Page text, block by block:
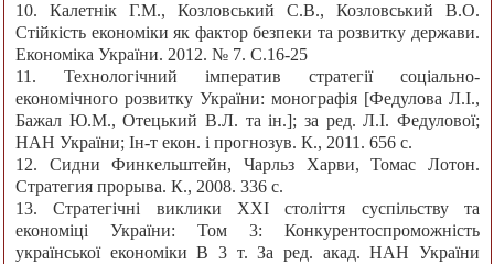
10. Калетнік Г.М., Козловський С.В., Козловський В.О.
Стійкість економіки як фактор безпеки та розвитку держави.
Економіка України. 2012. № 7. С.16-25
11. Технологічний імператив стратегії соціально-
економічного розвитку України: монографія [Федулова Л.І.,
Бажал Ю.М., Отецький В.Л. та ін.]; за ред. Л.І. Федулової;
НАН України; Ін-т екон. і прогнозув. К., 2011. 656 с.
12. Сидни Финкельштейн, Чарльз Харви, Томас Лотон.
Стратегия прорыва. К., 2008. 336 с.
13. Стратегічні виклики ХХІ століття суспільству та
економіці України: Том 3: Конкурентоспроможність
української економіки В 3 т. За ред. акад. НАН України